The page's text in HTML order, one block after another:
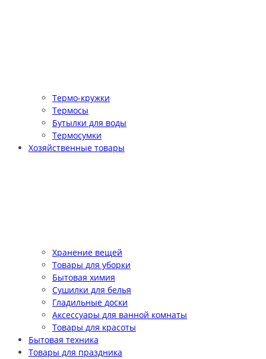
Термо-кружки
Термосы
Бутылки для воды
Термосумки
Хозяйственные товары
Хранение вещей
Товары для уборки
Бытовая химия
Сушилки для белья
Гладильные доски
Аксессуары для ванной комнаты
Товары для красоты
Бытовая техника
Товары для праздника